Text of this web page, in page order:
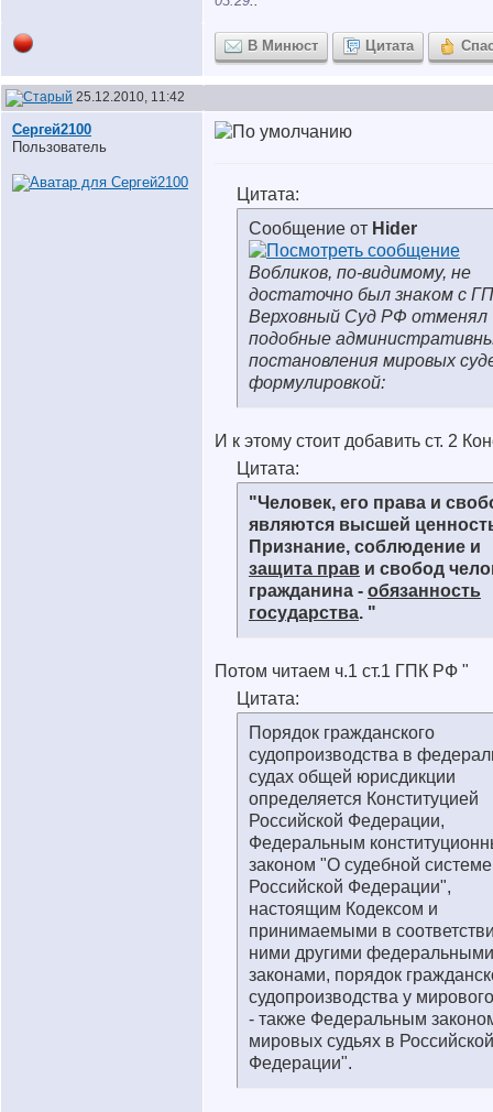
В Минюст Цитата
25.12.2010, 11:42
Сергей2100
Пользователь
Цитата:
Сообщение от Hider
Вобликов, по-видимому, не
достаточно был знаком с
Верховный Суд РФ отменял
подобные
постановления мировых
формулировкой:
И к этому стоит добавить ст. 2
Цитата:
"Человек, его права и
являются высшей
Признание, соблюдение и
защита прав и свобод
гражданина - обязанность
государства. "
Потом читаем ч.1 ст.1 ГПК РФ "
Цитата:
Порядок гражданского
судопроизводства в
судах общей юрисдикции
определяется Конституцией
Российской Федерации,
Федеральным
законом "О судебной системе
Российской Федерации",
настоящим Кодексом и
принимаемыми в
ними другими федеральными
законами, порядок
судопроизводства у
- также Федеральным
мировых судьях в Российской
Федерации".